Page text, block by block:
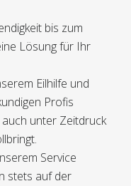
bis zum
Lösung für Ihr
Eilhilfe und
Profis
unter Zeitdruck
Service
stets auf der